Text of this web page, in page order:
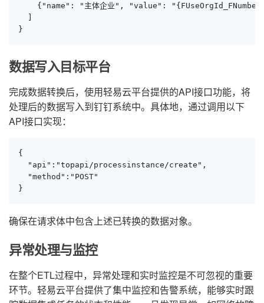
{"name": "主体企业", "value":
  ]
}
数据写入目标平台
完成数据转换后，使用轻易云平台提供的API接口功能，将
处理后的数据写入到钉钉系统中。具体地，通过调用以下
API接口实现：
{
  "api":"topapi/processinstance/create",
  "method":"POST"
}
确保在请求体中包含上述已转换的数据对象。
异常处理与监控
在整个ETL过程中，异常处理和实时监控是不可忽视的重要
环节。轻易云平台提供了集中监控和告警系统，能够实时跟